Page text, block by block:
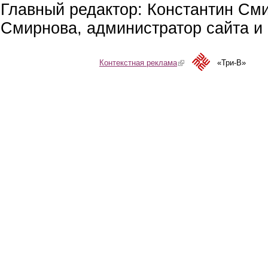
Главный редактор: Константин
Смирнова, администратор сайта
Контекстная реклама(link is external)«Три-В»